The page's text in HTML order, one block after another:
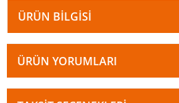
ÜRÜN BILGISI
ÜRÜN YORUMLARI